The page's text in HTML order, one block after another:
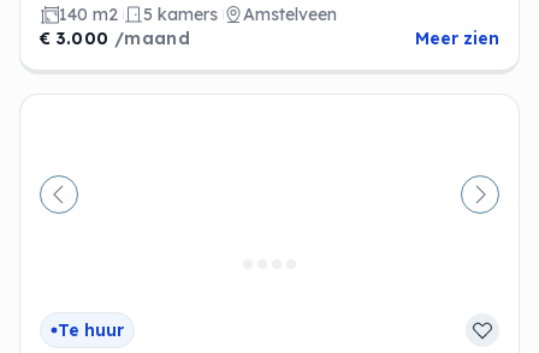
140 m2 5 kamers
Amstelveen
€ 3.000 /maand Meer zien
Vorige
Te huur